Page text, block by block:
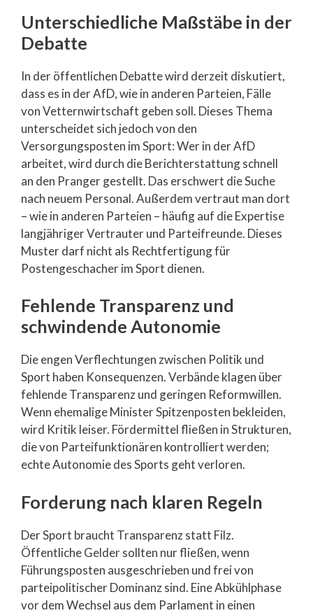
Unterschiedliche Maßstäbe in der
Debatte
In der öffentlichen Debatte wird derzeit diskutiert,
dass es in der AfD, wie in anderen Parteien, Fälle
von Vetternwirtschaft geben soll. Dieses Thema
unterscheidet sich jedoch von den
Versorgungsposten im Sport: Wer in der AfD
arbeitet, wird durch die Berichterstattung schnell
an den Pranger gestellt. Das erschwert die Suche
nach neuem Personal. Außerdem vertraut man dort
– wie in anderen Parteien – häufig auf die Expertise
langjähriger Vertrauter und Parteifreunde. Dieses
Muster darf nicht als Rechtfertigung für
Postengeschacher im Sport dienen.
Fehlende Transparenz und
schwindende Autonomie
Die engen Verflechtungen zwischen Politik und
Sport haben Konsequenzen. Verbände klagen über
fehlende Transparenz und geringen Reformwillen.
Wenn ehemalige Minister Spitzenposten bekleiden,
wird Kritik leiser. Fördermittel fließen in Strukturen,
die von Parteifunktionären kontrolliert werden;
echte Autonomie des Sports geht verloren.
Forderung nach klaren Regeln
Der Sport braucht Transparenz statt Filz.
Öffentliche Gelder sollten nur fließen, wenn
Führungsposten ausgeschrieben und frei von
parteipolitischer Dominanz sind. Eine Abkühlphase
vor dem Wechsel aus dem Parlament in einen